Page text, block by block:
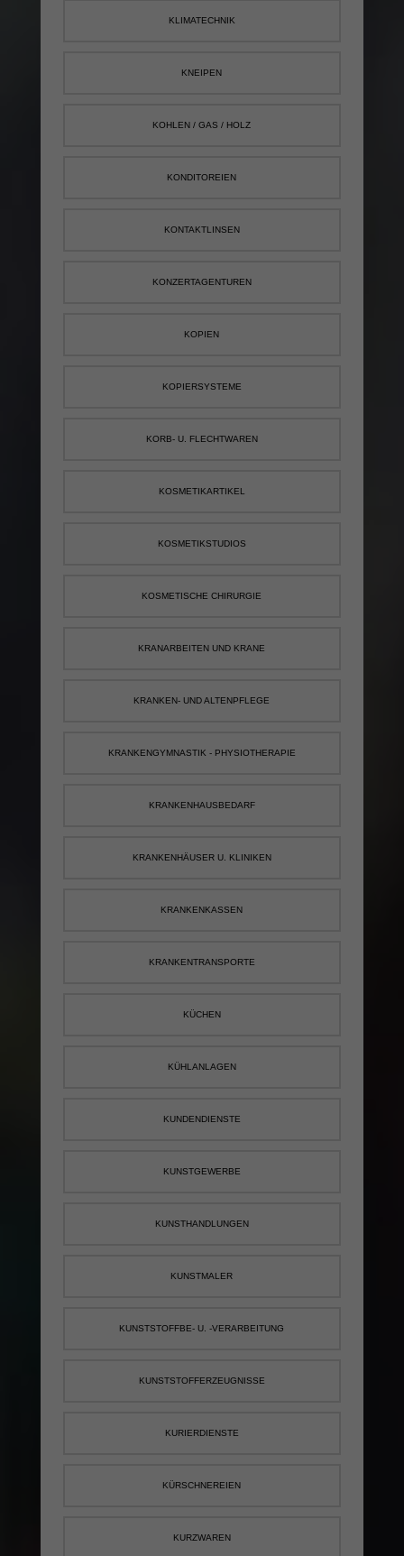
KLIMATECHNIK
KNEIPEN
KOHLEN / GAS / HOLZ
KONDITOREIEN
KONTAKTLINSEN
KONZERTAGENTUREN
KOPIEN
KOPIERSYSTEME
KORB- U. FLECHTWAREN
KOSMETIKARTIKEL
KOSMETIKSTUDIOS
KOSMETISCHE CHIRURGIE
KRANARBEITEN UND KRANE
KRANKEN- UND ALTENPFLEGE
KRANKENGYMNASTIK - PHYSIOTHERAPIE
KRANKENHAUSBEDARF
KRANKENHÄUSER U. KLINIKEN
KRANKENKASSEN
KRANKENTRANSPORTE
KÜCHEN
KÜHLANLAGEN
KUNDENDIENSTE
KUNSTGEWERBE
KUNSTHANDLUNGEN
KUNSTMALER
KUNSTSTOFFBE- U. -VERARBEITUNG
KUNSTSTOFFERZEUGNISSE
KURIERDIENSTE
KÜRSCHNEREIEN
KURZWAREN